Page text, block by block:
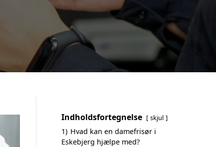
Indholdsfortegnelse skjul
1) Hvad kan en damefrisør i
Eskebjerg hjælpe med?